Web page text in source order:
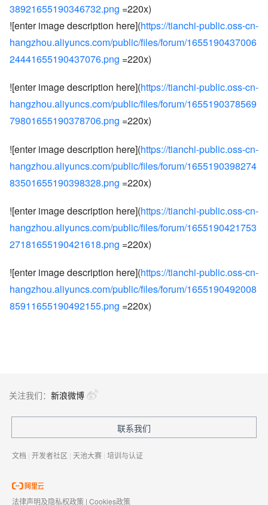
38921655190346732.png =220x)
![enter image description here](https://tianchi-public.oss-cn-
hangzhou.aliyuncs.com/public/files/forum/1655190437006
24441655190437076.png =220x)
![enter image description here](https://tianchi-public.oss-cn-
hangzhou.aliyuncs.com/public/files/forum/1655190378569
79801655190378706.png =220x)
![enter image description here](https://tianchi-public.oss-cn-
hangzhou.aliyuncs.com/public/files/forum/1655190398274
83501655190398328.png =220x)
![enter image description here](https://tianchi-public.oss-cn-
hangzhou.aliyuncs.com/public/files/forum/1655190421753
27181655190421618.png =220x)
![enter image description here](https://tianchi-public.oss-cn-
hangzhou.aliyuncs.com/public/files/forum/1655190492008
85911655190492155.png =220x)
关注我们： 新浪微博
联系我们
文档 | 开发者社区 | 天池大赛 | 培训与认证
法律声明及隐私权政策 | Cookies政策